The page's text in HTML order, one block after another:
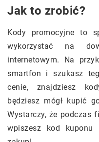
Jak to zrobić?
Kody promocyjne to
wykorzystać na
internetowym. Na
smartfon i szukasz
cenie, znajdziesz
będziesz mógł kupić
Wystarczy, że podczas
wpiszesz kod